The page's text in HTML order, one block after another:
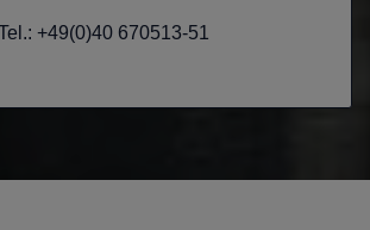
+49(0)40 670513-51